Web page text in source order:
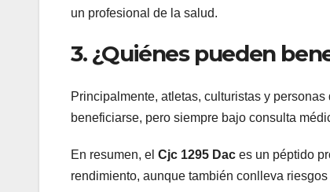
un profesional de la salud.
3. ¿Quiénes pueden
Principalmente, atletas, culturistas y
beneficiarse, pero siempre bajo consulta
En resumen, el Cjc 1295 Dac es un péptido
rendimiento, aunque también conlleva